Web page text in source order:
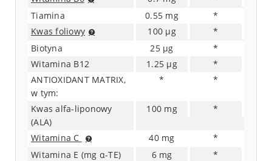
Tiamina
0.55 mg
*
Kwas foliowy
100 µg
*
Biotyna
25 µg
*
Witamina B12
1.25 µg
*
ANTIOXIDANT MATRIX,
w tym:
* *
Kwas alfa-liponowy
(ALA)
100 mg *
Witamina C 40 mg
*
Witamina E (mg α-TE)
6 mg *